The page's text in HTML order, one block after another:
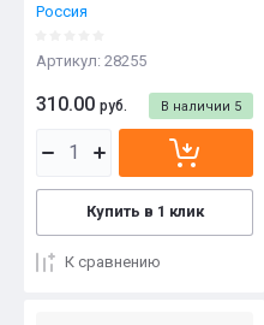
Россия
Артикул: 28255
В наличии 5
310.00 руб.
Купить в 1 клик
К сравнению